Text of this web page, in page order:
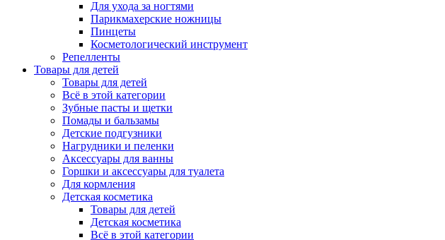
Для ухода за ногтями
Парикмахерские ножницы
Пинцеты
Косметологический инструмент
Репелленты
Товары для детей
Товары для детей
Всё в этой категории
Зубные пасты и щетки
Помады и бальзамы
Детские подгузники
Нагрудники и пеленки
Аксессуары для ванны
Горшки и аксессуары для туалета
Для кормления
Детская косметика
Товары для детей
Детская косметика
Всё в этой категории